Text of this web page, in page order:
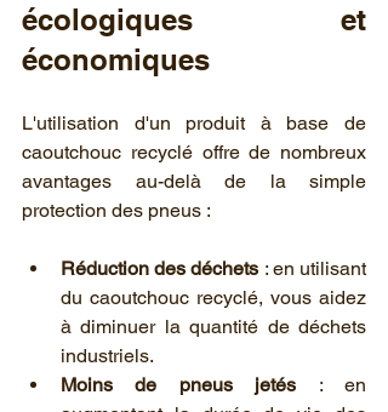
écologiques et
économiques
L'utilisation d'un produit à base de
caoutchouc recyclé offre de nombreux
avantages au-delà de la simple
protection des pneus :
Réduction des déchets : en utilisant
du caoutchouc recyclé, vous aidez
à diminuer la quantité de déchets
industriels.
Moins de pneus jetés : en